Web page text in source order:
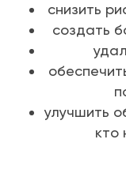
снизить
создать
улучшить
кто